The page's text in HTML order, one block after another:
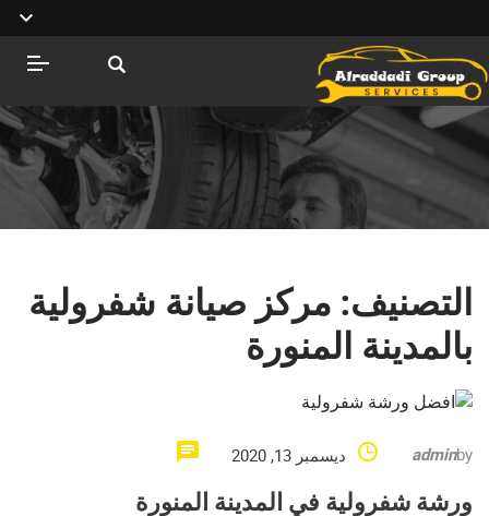
التصنيف: مركز صيانة شفرولية
بالمدينة المنورة
by
admin ديسمبر 13, 2020
ورشة شفرولية في المدينة المنورة